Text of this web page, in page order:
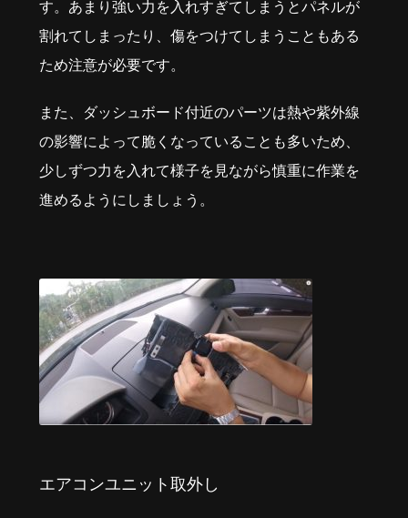
す。あまり強い力を入れすぎてしまうとパネルが
割れてしまったり、傷をつけてしまうこともある
ため注意が必要です。
また、ダッシュボード付近のパーツは熱や紫外線
の影響によって脆くなっていることも多いため、
少しずつ力を入れて様子を見ながら慎重に作業を
進めるようにしましょう。
エアコンユニット取外し